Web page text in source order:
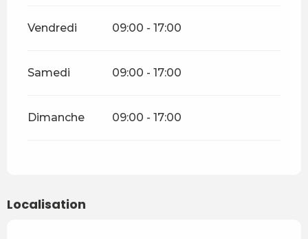
Vendredi 09:00 - 17:00
Samedi 09:00 - 17:00
Dimanche 09:00 - 17:00
Localisation